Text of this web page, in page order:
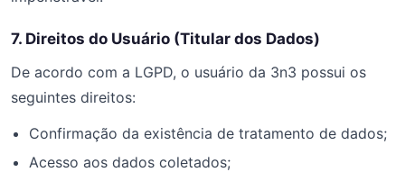
7. Direitos do Usuário (Titular dos Dados)
De acordo com a LGPD, o usuário da 3n3 possui os
seguintes direitos:
Confirmação da existência de tratamento de dados;
Acesso aos dados coletados;